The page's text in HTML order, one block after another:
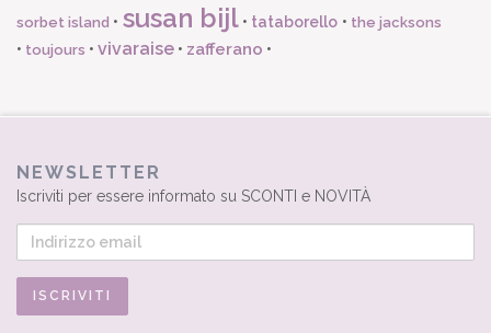
sorbet island • susan bijl• tataborello • the jacksons
• toujours • vivaraise • zafferano •
NEWSLETTER
Iscriviti per essere informato su SCONTI e NOVITÀ